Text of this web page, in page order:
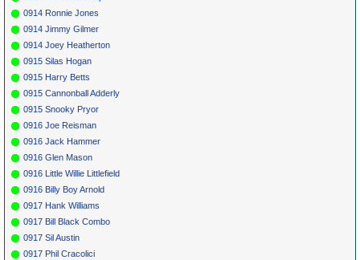
0914 Ronnie Jones
0914 Jimmy Gilmer
0914 Joey Heatherton
0915 Silas Hogan
0915 Harry Betts
0915 Cannonball Adderly
0915 Snooky Pryor
0916 Joe Reisman
0916 Jack Hammer
0916 Glen Mason
0916 Little Willie Littlefield
0916 Billy Boy Arnold
0917 Hank Williams
0917 Bill Black Combo
0917 Sil Austin
0917 Phil Cracolici